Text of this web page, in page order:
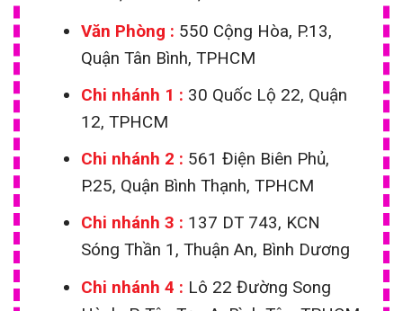
Văn Phòng : 550 Cộng Hòa, P.13,
Quận Tân Bình, TPHCM
Chi nhánh 1 : 30 Quốc Lộ 22, Quận
12, TPHCM
Chi nhánh 2 : 561 Điện Biên Phủ,
P.25, Quận Bình Thạnh, TPHCM
Chi nhánh 3 : 137 DT 743, KCN
Sóng Thần 1, Thuận An, Bình Dương
Chi nhánh 4 : Lô 22 Đường Song